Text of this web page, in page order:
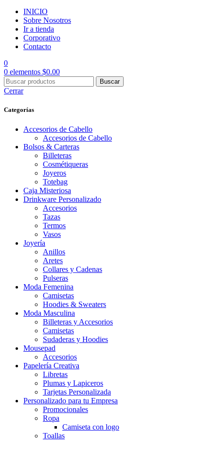
INICIO
Sobre Nosotros
Ir a tienda
Corporativo
Contacto
0
0 elementos $0.00
Buscar
Cerrar
Categorías
Accesorios de Cabello
Accesorios de Cabello
Bolsos & Carteras
Billeteras
Cosmétiqueras
Joyeros
Totebag
Caja Misteriosa
Drinkware Personalizado
Accesorios
Tazas
Termos
Vasos
Joyería
Anillos
Aretes
Collares y Cadenas
Pulseras
Moda Femenina
Camisetas
Hoodies & Sweaters
Moda Masculina
Billeteras y Accesorios
Camisetas
Sudaderas y Hoodies
Mousepad
Accesorios
Papelería Creativa
Libretas
Plumas y Lapiceros
Tarjetas Personalizada
Personalizado para tu Empresa
Promocionales
Ropa
Camiseta con logo
Toallas